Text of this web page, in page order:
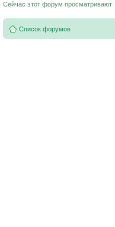
Сейчас этот форум просматривают:
Список форумов